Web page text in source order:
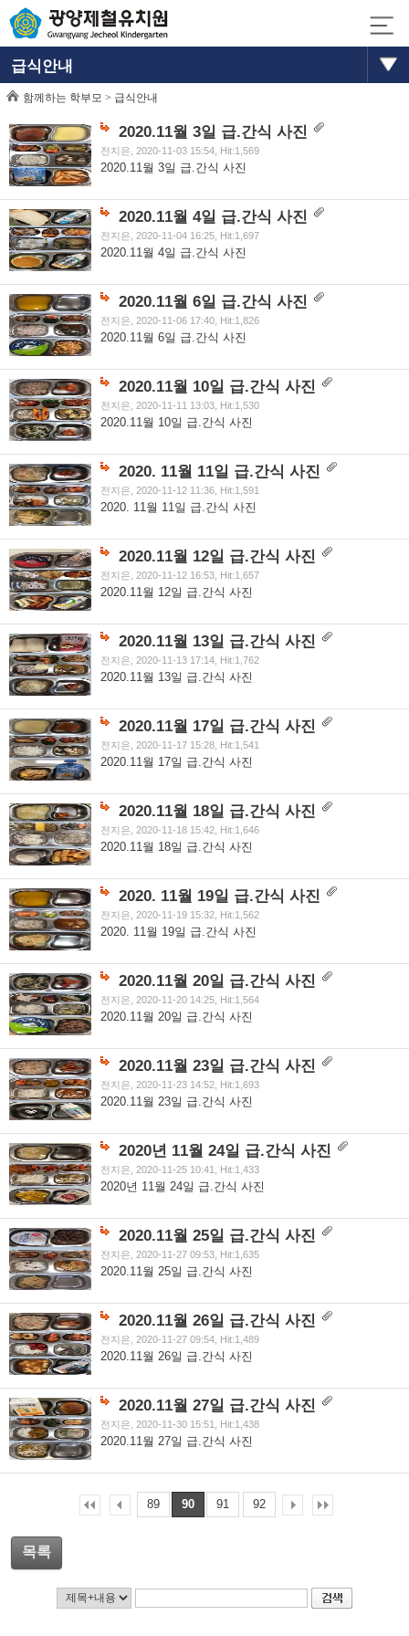
급식안내
함께하는 학부모 > 급식안내
2020.11월 3일 급.간식 사진
전지은, 2020-11-03 15:54, Hit:1,569
2020.11월 3일 급.간식 사진
2020.11월 4일 급.간식 사진
전지은, 2020-11-04 16:25, Hit:1,697
2020.11월 4일 급.간식 사진
2020.11월 6일 급.간식 사진
전지은, 2020-11-06 17:40, Hit:1,826
2020.11월 6일 급.간식 사진
2020.11월 10일 급.간식 사진
전지은, 2020-11-11 13:03, Hit:1,530
2020.11월 10일 급.간식 사진
2020. 11월 11일 급.간식 사진
전지은, 2020-11-12 11:36, Hit:1,591
2020. 11월 11일 급.간식 사진
2020.11월 12일 급.간식 사진
전지은, 2020-11-12 16:53, Hit:1,657
2020.11월 12일 급.간식 사진
2020.11월 13일 급.간식 사진
전지은, 2020-11-13 17:14, Hit:1,762
2020.11월 13일 급.간식 사진
2020.11월 17일 급.간식 사진
전지은, 2020-11-17 15:28, Hit:1,541
2020.11월 17일 급.간식 사진
2020.11월 18일 급.간식 사진
전지은, 2020-11-18 15:42, Hit:1,646
2020.11월 18일 급.간식 사진
2020. 11월 19일 급.간식 사진
전지은, 2020-11-19 15:32, Hit:1,562
2020. 11월 19일 급.간식 사진
2020.11월 20일 급.간식 사진
전지은, 2020-11-20 14:25, Hit:1,564
2020.11월 20일 급.간식 사진
2020.11월 23일 급.간식 사진
전지은, 2020-11-23 14:52, Hit:1,693
2020.11월 23일 급.간식 사진
2020년 11월 24일 급.간식 사진
전지은, 2020-11-25 10:41, Hit:1,433
2020년 11월 24일 급.간식 사진
2020.11월 25일 급.간식 사진
전지은, 2020-11-27 09:53, Hit:1,635
2020.11월 25일 급.간식 사진
2020.11월 26일 급.간식 사진
전지은, 2020-11-27 09:54, Hit:1,489
2020.11월 26일 급.간식 사진
2020.11월 27일 급.간식 사진
전지은, 2020-11-30 15:51, Hit:1,438
2020.11월 27일 급.간식 사진
89 90 91 92
목록